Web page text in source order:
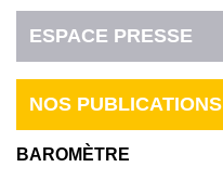
ESPACE PRESSE
NOS PUBLICATIONS
BAROMÈTRE